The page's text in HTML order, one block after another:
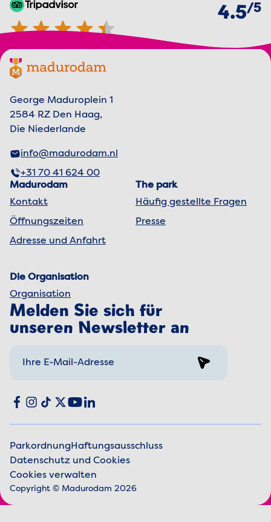
TripAdvisor
4.5 von 5 Sternen 4.5
von 5
Footer menu
Madurodam-Logo, zur Homepage
George Maduroplein 1
2584 RZ Den Haag,
Die Niederlande
info@madurodam.nl
+31 70 41 624 00
Madurodam
Kontakt
Öffnungszeiten
Adresse und Anfahrt
The park
Häufig gestellte Fragen
Presse
Die Organisation
Organisation
Melden Sie sich für
unseren Newsletter an
Social media
Facebook
Instagram
TikTok
X YouTube
LinkedIn
Juristische Informationen
ParkordnungHaftungsausschluss
Datenschutz und Cookies
Cookies verwalten
Copyright © Madurodam 2026